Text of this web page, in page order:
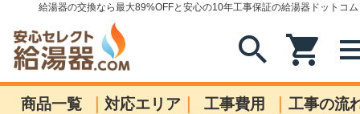
給湯器の交換なら最大89%OFFと安心の10年工事保証の給湯器ドットコム
search shopping_cart
商品一覧 | 対応エリア | 工事費用 | 工事の流